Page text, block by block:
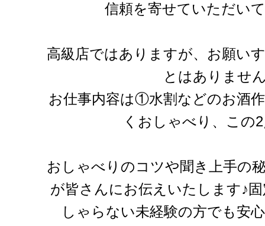
信頼を寄せていただい
高級店ではありますが、お願い
とはありませ
お仕事内容は①水割などのお酒
くおしゃべり、この
おしゃべりのコツや聞き上手の
が皆さんにお伝えいたします♪
しゃらない未経験の方でも安